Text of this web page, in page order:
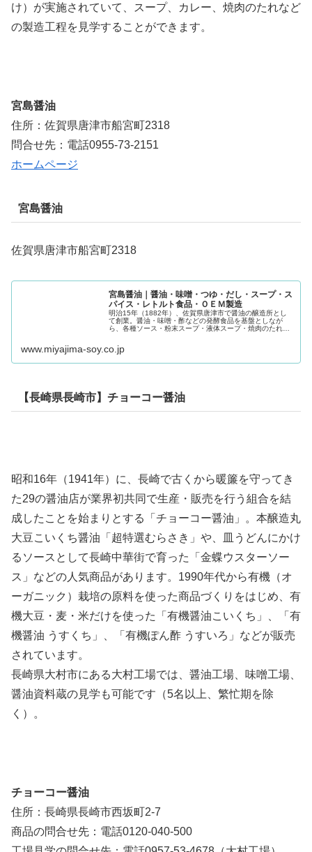
け）が実施されていて、スープ、カレー、焼肉のたれなど
の製造工程を見学することができます。
宮島醤油
住所：佐賀県唐津市船宮町2318
問合せ先：電話0955-73-2151
ホームページ
宮島醤油
佐賀県唐津市船宮町2318
宮島醤油｜醤油・味噌・つゆ・だし・スープ・ス
パイス・レトルト食品・ＯＥＭ製造
明治15年（1882年）、佐賀県唐津市で醤油の醸造所とし
て創業。醤油・味噌・酢などの発酵食品を基盤としなが
ら、各種ソース・粉末スープ・液体スープ・焼肉のたれ・
品・冷凍食品など幅広い食品を製造...
www.miyajima-soy.co.jp
【長崎県長崎市】チョーコー醤油
昭和16年（1941年）に、長崎で古くから暖簾を守ってき
た29の醤油店が業界初共同で生産・販売を行う組合を結
成したことを始まりとする「チョーコー醤油」。本醸造丸
大豆こいくち醤油「超特選むらさき」や、皿うどんにかけ
るソースとして長崎中華街で育った「金蝶ウスターソー
ス」などの人気商品があります。1990年代から有機（オ
ーガニック）栽培の原料を使った商品づくりをはじめ、有
機大豆・麦・米だけを使った「有機醤油こいくち」、「有
機醤油 うすくち」、「有機ぽん酢 うすいろ」などが販売
されています。
長崎県大村市にある大村工場では、醤油工場、味噌工場、
醤油資料蔵の見学も可能です（5名以上、繁忙期を除
く）。
チョーコー醤油
住所：長崎県長崎市西坂町2-7
商品の問合せ先：電話0120-040-500